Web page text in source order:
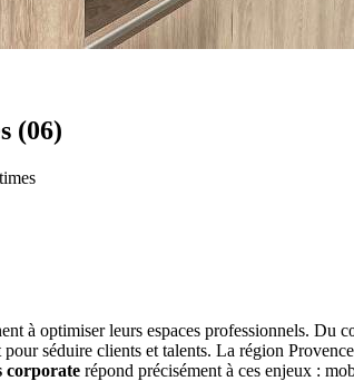
(06)
à optimiser leurs espaces professionnels. Du
séduire clients et talents. La région
corporate répond précisément à ces enjeux :